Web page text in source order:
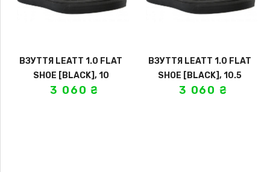
ВЗУТТЯ LEATT 1.0 FLAT
SHOE [BLACK], 10
3 060₴
ВЗУТТЯ LEATT 1.0 FLAT
SHOE [BLACK], 10.5
3 060 ₴